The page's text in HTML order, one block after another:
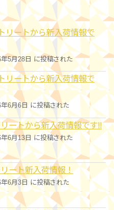
リートから新入荷情報で
5月28日 に投稿された
リートから新入荷情報で
6月6日 に投稿された
ートから新入荷情報です!!
年6月13日 に投稿された
ート新入荷情報！
6月3日 に投稿された